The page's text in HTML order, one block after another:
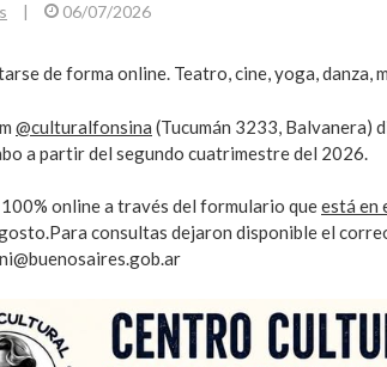
| 06/07/2026
de forma online. Teatro, cine, yoga, danza,
@culturalfonsina (Tucumán 3233, Balvanera)
a partir del segundo cuatrimestre del 2026.
online a través del formulario queestá en
consultas dejaron disponible el